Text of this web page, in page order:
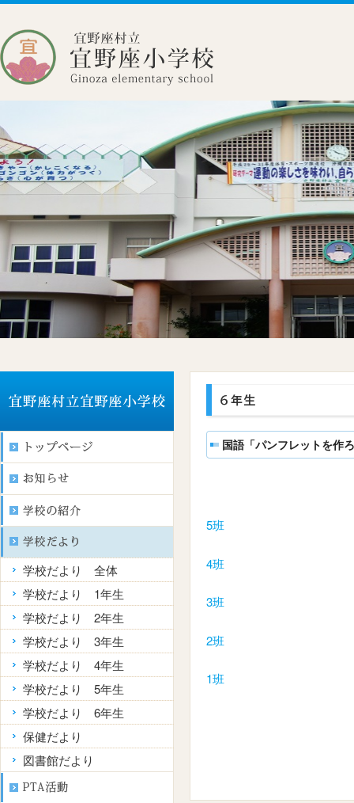
学校だより 全体
学校だより 1年生
学校だより 2年生
学校だより 3年生
学校だより 4年生
学校だより 5年生
学校だより 6年生
保健だより
図書館だより
国語「パンフレットを作
5班
4班
3班
2班
1班